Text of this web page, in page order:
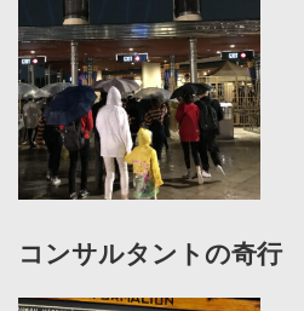
コンサルタントの奇行